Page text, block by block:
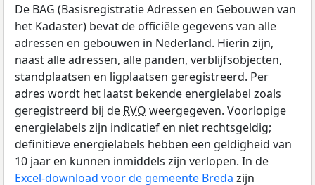
De BAG (Basisregistratie Adressen en Gebouwen van
het Kadaster) bevat de officiële gegevens van alle
adressen en gebouwen in Nederland. Hierin zijn,
naast alle adressen, alle panden, verblijfsobjecten,
standplaatsen en ligplaatsen geregistreerd. Per
adres wordt het laatst bekende energielabel zoals
geregistreerd bij de RVO weergegeven. Voorlopige
energielabels zijn indicatief en niet rechtsgeldig;
definitieve energielabels hebben een geldigheid van
10 jaar en kunnen inmiddels zijn verlopen. In de
Excel-download voor de gemeente Breda zijn